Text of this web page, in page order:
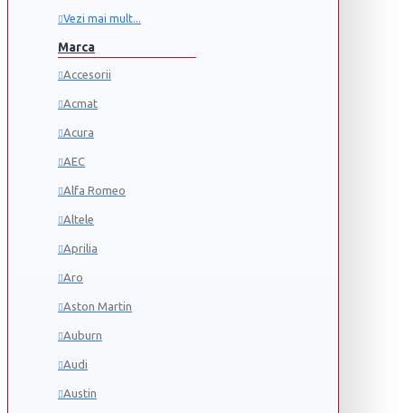
Vezi mai mult...
Marca
Accesorii
Acmat
Acura
AEC
Alfa Romeo
Altele
Aprilia
Aro
Aston Martin
Auburn
Audi
Austin